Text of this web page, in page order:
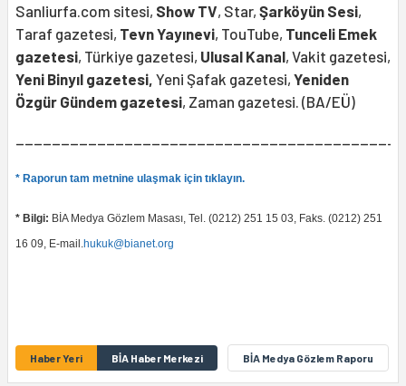
Sanliurfa.com sitesi, Show TV, Star, Şarköyün Sesi,
Taraf gazetesi, Tevn Yayınevi, TouTube, Tunceli Emek
gazetesi, Türkiye gazetesi, Ulusal Kanal, Vakit gazetesi,
Yeni Binyıl gazetesi, Yeni Şafak gazetesi, Yeniden
Özgür Gündem gazetesi, Zaman gazetesi. (BA/EÜ)
* Raporun tam metnine ulaşmak için tıklayın.
* Bilgi: BİA Medya Gözlem Masası, Tel. (0212) 251 15 03, Faks. (0212) 251
16 09, E-mail.hukuk@bianet.org
Haber Yeri BİA Haber Merkezi BİA Medya Gözlem Raporu